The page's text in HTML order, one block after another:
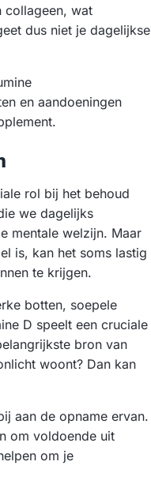
collageen, wat
dus niet je dagelijkse
en aandoeningen
rol bij het behoud
we dagelijks
mentale welzijn. Maar
is, kan het soms lastig
te krijgen.
botten, soepele
D speelt een cruciale
bron van
woont? Dan kan
aan de opname ervan.
om voldoende uit
om je